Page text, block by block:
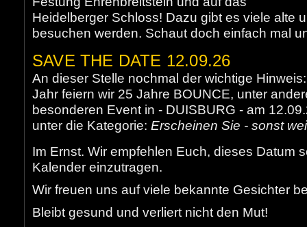
Heidelberger Schloss! Dazu gibt es viele alte
besuchen werden. Schaut doch einfach mal
SAVE THE DATE 12.09.26
An dieser Stelle nochmal der wichtige
Jahr feiern wir 25 Jahre BOUNCE, unter
besonderen Event in - DUISBURG - am
unter die Kategorie: Erscheinen Sie - sonst
Im Ernst. Wir empfehlen Euch, dieses Datum
Kalender einzutragen.
Wir freuen uns auf viele bekannte Gesichter
Bleibt gesund und verliert nicht den Mut!